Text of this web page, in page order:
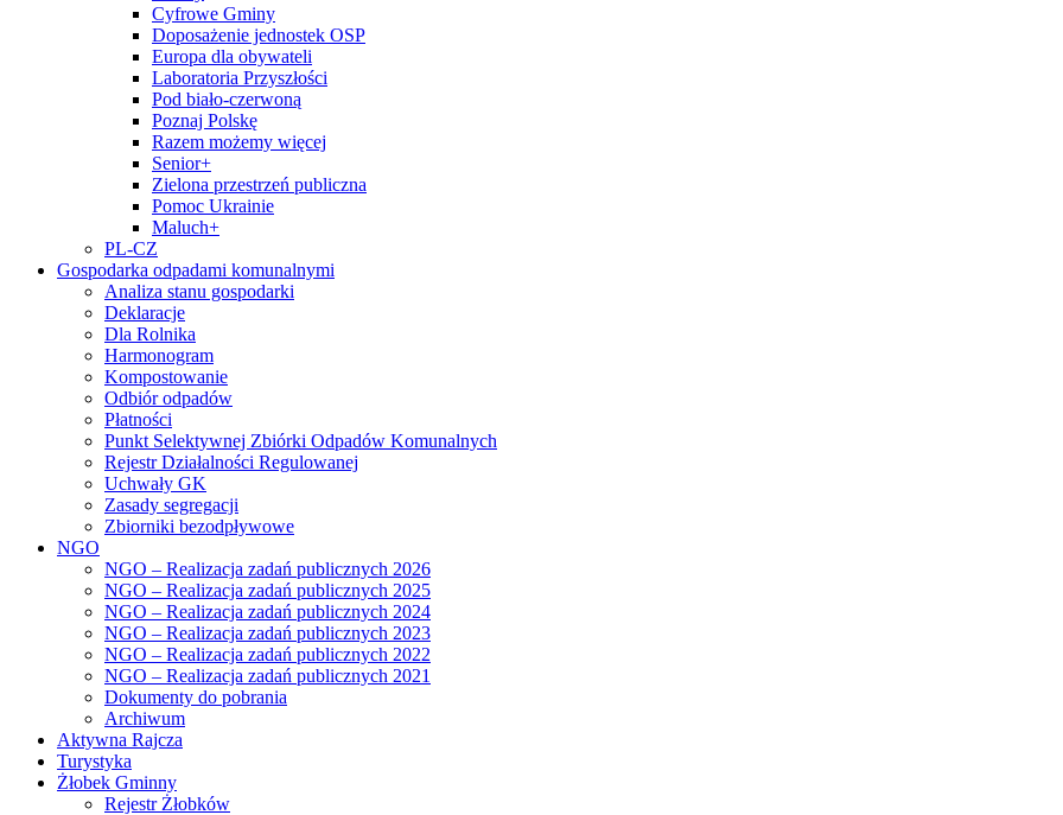
Cyfrowe Gminy
Doposażenie jednostek OSP
Europa dla obywateli
Laboratoria Przyszłości
Pod biało-czerwoną
Poznaj Polskę
Razem możemy więcej
Senior+
Zielona przestrzeń publiczna
Pomoc Ukrainie
Maluch+
PL-CZ
Gospodarka odpadami komunalnymi
Analiza stanu gospodarki
Deklaracje
Dla Rolnika
Harmonogram
Kompostowanie
Odbiór odpadów
Płatności
Punkt Selektywnej Zbiórki Odpadów Komunalnych
Rejestr Działalności Regulowanej
Uchwały GK
Zasady segregacji
Zbiorniki bezodpływowe
NGO
NGO – Realizacja zadań publicznych 2026
NGO – Realizacja zadań publicznych 2025
NGO – Realizacja zadań publicznych 2024
NGO – Realizacja zadań publicznych 2023
NGO – Realizacja zadań publicznych 2022
NGO – Realizacja zadań publicznych 2021
Dokumenty do pobrania
Archiwum
Aktywna Rajcza
Turystyka
Żłobek Gminny
Rejestr Żłobków